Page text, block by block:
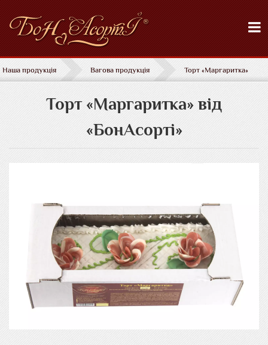
Наша продукція Вагова продукція Торт «Маргаритка»
Торт «Маргаритка» від
«БонАсорті»